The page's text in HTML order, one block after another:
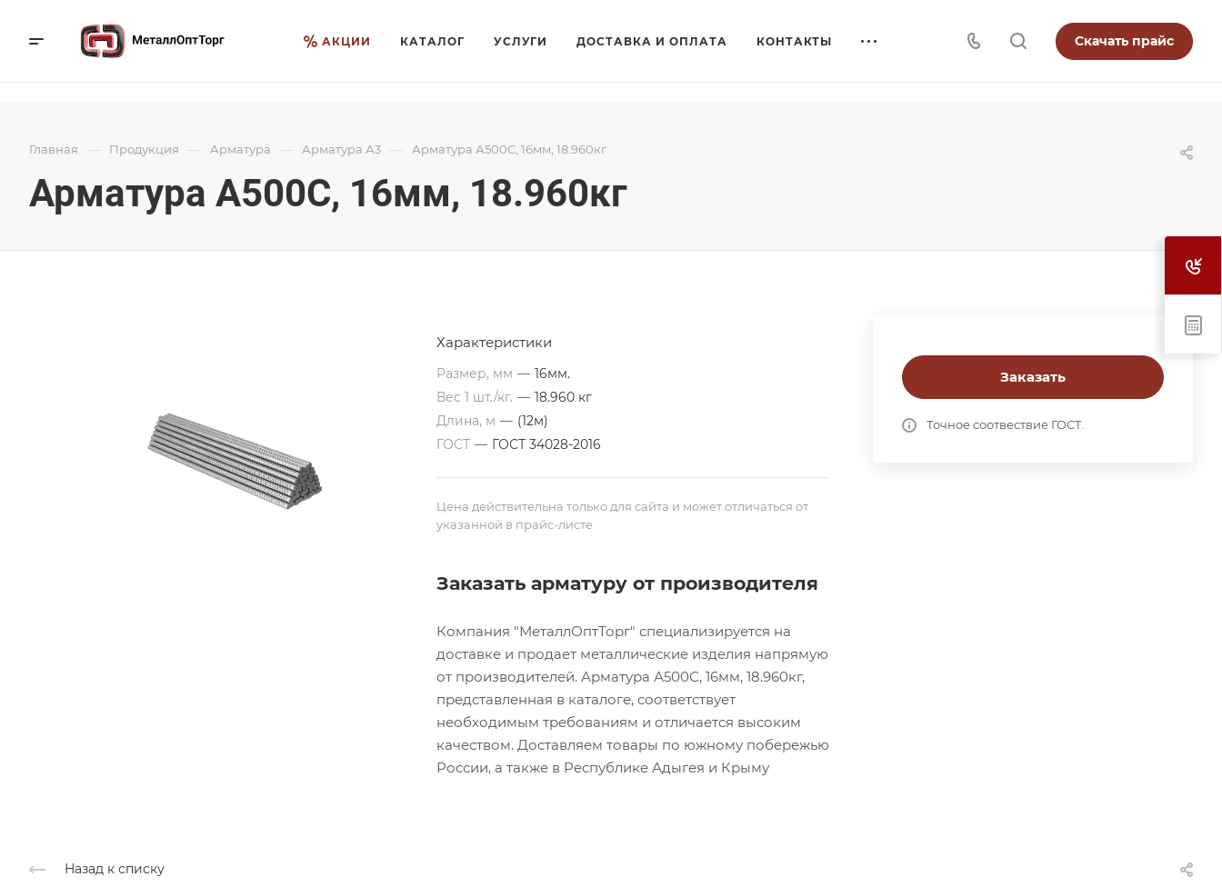
АКЦИИ КАТАЛОГ УСЛУГИ ДОСТАВКА И ОПЛАТА КОНТАКТЫ Скачать прайс
Главная — Продукция — Арматура — Арматура А3 — Арматура А500С, 16мм, 18.960кг
Арматура А500С, 16мм, 18.960кг
Заказать
Точное соотвествие ГОСТ.
Характеристики
Размер, мм — 16мм.
Вес 1 шт./кг. — 18.960 кг
Длина, м — (12м)
ГОСТ — ГОСТ 34028-2016
Цена действительна только для сайта и может отличаться от
указанной в прайс-листе
Заказать арматуру от производителя
Компания "МеталлОптТорг" специализируется на
доставке и продает металлические изделия напрямую
от производителей. Арматура А500С, 16мм, 18.960кг,
представленная в каталоге, соответствует
необходимым требованиям и отличается высоким
качеством. Доставляем товары по южному побережью
России, а также в Республике Адыгея и Крыму
Назад к списку